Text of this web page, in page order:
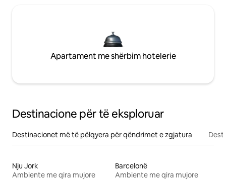
Apartament me shërbim hotelerie
Destinacione për të eksploruar
Destinacionet më të pëlqyera për qëndrimet e zgjatura
Nju Jork
Ambiente me qira mujore
Barcelonë
Ambiente me qira mujore